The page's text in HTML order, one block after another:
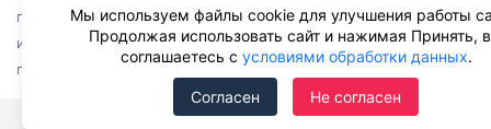
гиперссылка. Независимо от полного или частичного
использования материалов, ссылка должна быть размещена в
подзаголовке или первом абзаце материала.
Мы используем файлы cookie для улучшения работы
Продолжая использовать сайт и нажимая Принять,
соглашаетесь с условиями обработки данных.
Согласен Не согласен